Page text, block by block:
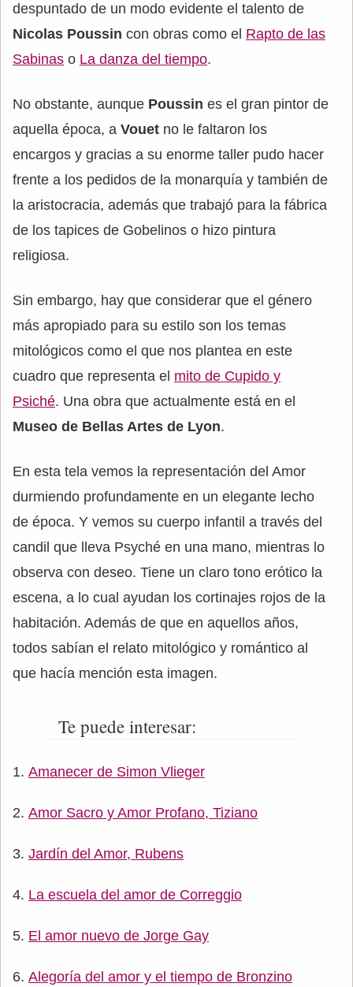
despuntado de un modo evidente el talento de
Nicolas Poussin con obras como el Rapto de las
Sabinas o La danza del tiempo.
No obstante, aunque Poussin es el gran pintor de
aquella época, a Vouet no le faltaron los
encargos y gracias a su enorme taller pudo hacer
frente a los pedidos de la monarquía y también de
la aristocracia, además que trabajó para la fábrica
de los tapices de Gobelinos o hizo pintura
religiosa.
Sin embargo, hay que considerar que el género
más apropiado para su estilo son los temas
mitológicos como el que nos plantea en este
cuadro que representa el mito de Cupido y
Psiché. Una obra que actualmente está en el
Museo de Bellas Artes de Lyon.
En esta tela vemos la representación del Amor
durmiendo profundamente en un elegante lecho
de época. Y vemos su cuerpo infantil a través del
candil que lleva Psyché en una mano, mientras lo
observa con deseo. Tiene un claro tono erótico la
escena, a lo cual ayudan los cortinajes rojos de la
habitación. Además de que en aquellos años,
todos sabían el relato mitológico y romántico al
que hacía mención esta imagen.
Te puede interesar:
Amanecer de Simon Vlieger
Amor Sacro y Amor Profano, Tiziano
Jardín del Amor, Rubens
La escuela del amor de Correggio
El amor nuevo de Jorge Gay
Alegoría del amor y el tiempo de Bronzino